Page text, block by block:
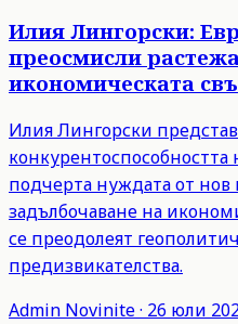
Илия Лингорски:
преосмисли
икономическата
Илия Лингорски
конкурентоспособността
подчерта нуждата от
задълбочаване на
се преодолеят
предизвикателства.
Admin Novinite· 26 юли